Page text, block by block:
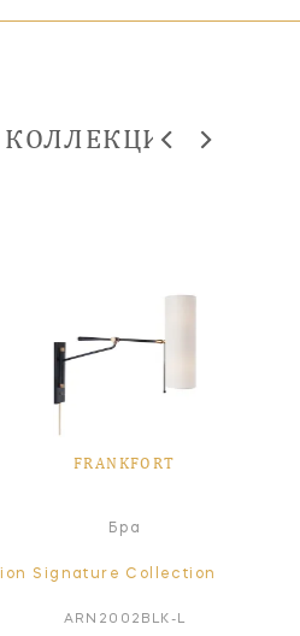
FRANKFORT
Бра
Signature Collection
ARN2002BLK-L